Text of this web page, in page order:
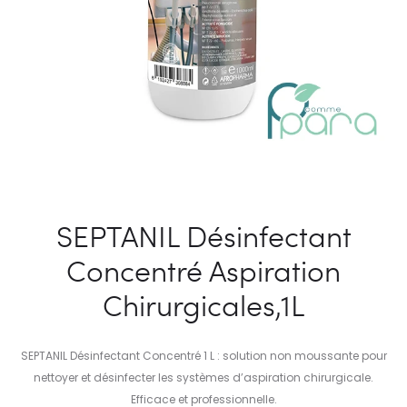
SEPTANIL Désinfectant
Concentré Aspiration
Chirurgicales,1L
SEPTANIL Désinfectant Concentré 1 L : solution non moussante pour
nettoyer et désinfecter les systèmes d’aspiration chirurgicale.
Efficace et professionnelle.